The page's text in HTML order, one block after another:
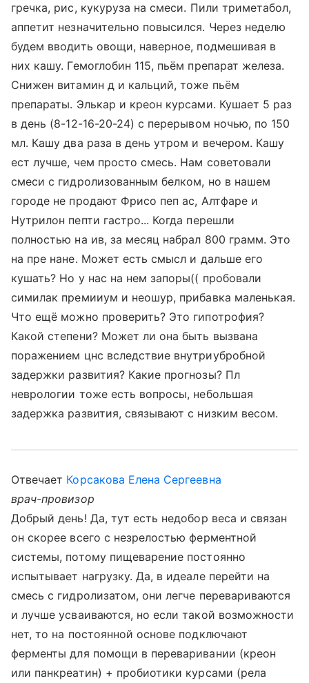
гречка, рис, кукуруза на смеси. Пили триметабол,
аппетит незначительно повысился. Через неделю
будем вводить овощи, наверное, подмешивая в
них кашу. Гемоглобин 115, пьём препарат железа.
Снижен витамин д и кальций, тоже пьём
препараты. Элькар и креон курсами. Кушает 5 раз
в день (8-12-16-20-24) с перерывом ночью, по 150
мл. Кашу два раза в день утром и вечером. Кашу
ест лучше, чем просто смесь. Нам советовали
смеси с гидролизованным белком, но в нашем
городе не продают Фрисо пеп ас, Алтфаре и
Нутрилон пепти гастро... Когда перешли
полностью на ив, за месяц набрал 800 грамм. Это
на пре нане. Может есть смысл и дальше его
кушать? Но у нас на нем запоры(( пробовали
симилак премииум и неошур, прибавка маленькая.
Что ещё можно проверить? Это гипотрофия?
Какой степени? Может ли она быть вызвана
поражением цнс вследствие внутриубробной
задержки развития? Какие прогнозы? Пл
неврологии тоже есть вопросы, небольшая
задержка развития, связывают с низким весом.
Отвечает Корсакова Елена Сергеевна
врач-провизор
Добрый день! Да, тут есть недобор веса и связан
он скорее всего с незрелостью ферментной
системы, потому пищеварение постоянно
испытывает нагрузку. Да, в идеале перейти на
смесь с гидролизатом, они легче перевариваются
и лучше усваиваются, но если такой возможности
нет, то на постоянной основе подключают
ферменты для помощи в переваривании (креон
или панкреатин) + пробиотики курсами (рела